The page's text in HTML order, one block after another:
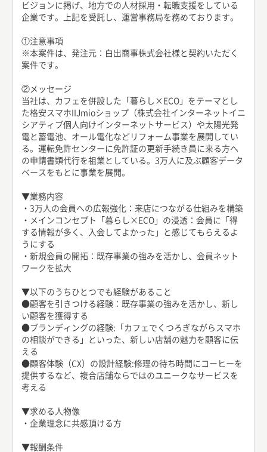
ビジョンに掲げ、地方での人材採用・転職支援をしている
企業です。上記を受託し、運営事務局を務めております。
①注意事項
※本案件は、発注元：白出商事株式会社様と契約いただく
案件です。
②メッセージ
当社は、カフェを併設した「暮らし×ECO」をテーマとし
た格安スマホIIJmioショップ（株式会社インターネットイニ
シアティブ個人向けインターネットサービス）や太陽光発
電と蓄電池、オール電化などリフォーム事業を展開してい
る。運転免許センターに免許証の更新手続き員に来る方へ
の申請書類代行を祖業としている。3万人に及ぶ顧客データ
ベースをもとに事業を展開。
▼業務内容
・3万人の会員への広報強化：来店につながる仕組みを構築
・メインコンセプト「暮らし×ECO」の浸透：会員に「得
する情報が多く、入会してよかった」と感じてもらえるよ
うにする
・新規会員の開拓：既存事業の強みを活かし、会員ネット
ワークを拡大
▼以下のうちひとつでも経験があること
●顧客を引きつける経験：既存事業の強みを活かし、新し
い顧客を獲得する
●ブランディングの経験:「カフェでくつろぎながらスマホ
の相談ができる」といった、新しい店舗の魅力を顧客に伝
える
●顧客体験（CX）の設計経験:修理の待ち時間にコーヒーを
提供するなど、複合店舗ならではのユニークなサービスを
考える
▼求める人物像
・企業理念に共感頂ける方
▼報酬条件